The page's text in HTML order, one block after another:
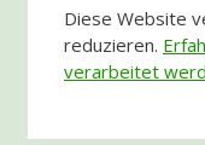
Diese Website
reduzieren.
verarbeitet